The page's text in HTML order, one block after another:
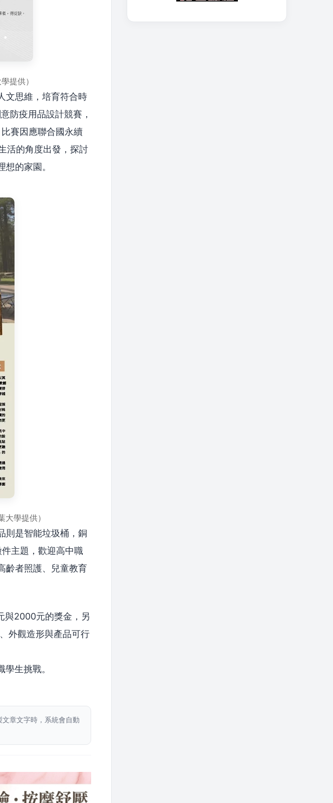
提供）
文思維，培育符合時
防疫用品設計競賽，
賽因應聯合國永續
活的角度出發，探討
的家園。
學提供）
則是智能垃圾桶，銅
主題，歡迎高中職
齡者照護、兒童教育
與2000元的獎金，另
外觀造形與產品可行
學生挑戰。
文章文字時，系統會自動